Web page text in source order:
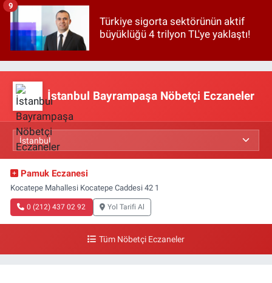
Türkiye sigorta sektörünün aktif
büyüklüğü 4 trilyon TL'ye yaklaştı!
9
İstanbul Bayrampaşa Nöbetçi Eczaneler
Pamuk Eczanesi
Kocatepe Mahallesi Kocatepe Caddesi 42 1
0 (212) 437 02 92 Yol Tarifi Al
Tüm Nöbetçi Eczaneler